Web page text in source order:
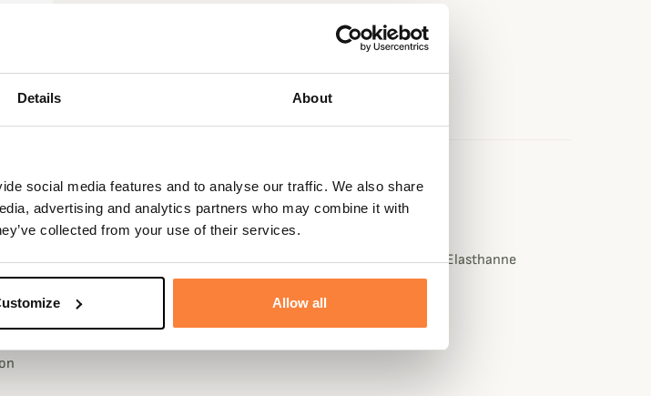
Details About
social media features and to analyse our traffic. We also share
advertising and analytics partners who may combine it with
collected from your use of their services.
Allow all
du
Fiche technique
Doublure 100% Polyester
Composition Cuir, Toile : 72% Coton / 20% Polyester / 8% Elasthanne
Genre
Matière Polyester